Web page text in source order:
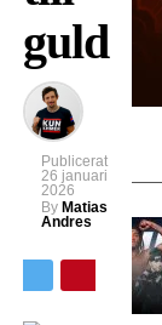
guld
Publicerat
26 januari
2026
By Matias
Andres